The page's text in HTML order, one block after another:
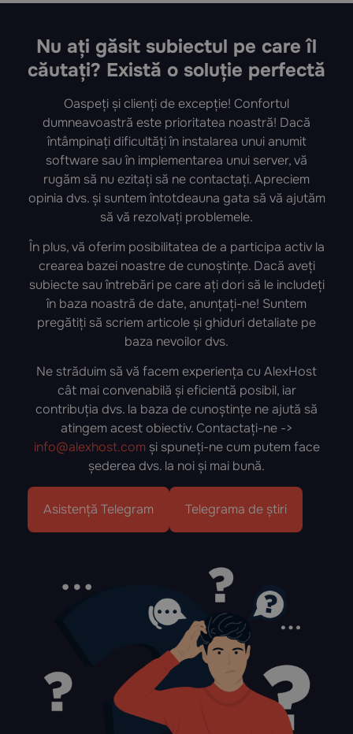
Nu ați găsit subiectul pe care îl
căutați? Există o soluție perfectă
Oaspeți și clienți de excepție! Confortul
dumneavoastră este prioritatea noastră! Dacă
întâmpinați dificultăți în instalarea unui anumit
software sau în implementarea unui server, vă
rugăm să nu ezitați să ne contactați. Apreciem
opinia dvs. și suntem întotdeauna gata să vă ajutăm
să vă rezolvați problemele.
În plus, vă oferim posibilitatea de a participa activ la
crearea bazei noastre de cunoștințe. Dacă aveți
subiecte sau întrebări pe care ați dori să le includeți
în baza noastră de date, anunțați-ne! Suntem
pregătiți să scriem articole și ghiduri detaliate pe
baza nevoilor dvs.
Ne străduim să vă facem experiența cu AlexHost
cât mai convenabilă și eficientă posibil, iar
contribuția dvs. la baza de cunoștințe ne ajută să
atingem acest obiectiv. Contactați-ne ->
info@alexhost.com și spuneți-ne cum putem face
șederea dvs. la noi și mai bună.
Asistență Telegram Telegrama de știri